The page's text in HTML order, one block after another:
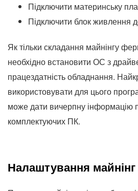
Підключити материнську
Підключити блок живлення
Як тільки складання майнінгу
необхідно встановити ОС з
працездатність обладнання.
використовувати для цього
може дати вичерпну інформацію
комплектуючих ПК.
Налаштування